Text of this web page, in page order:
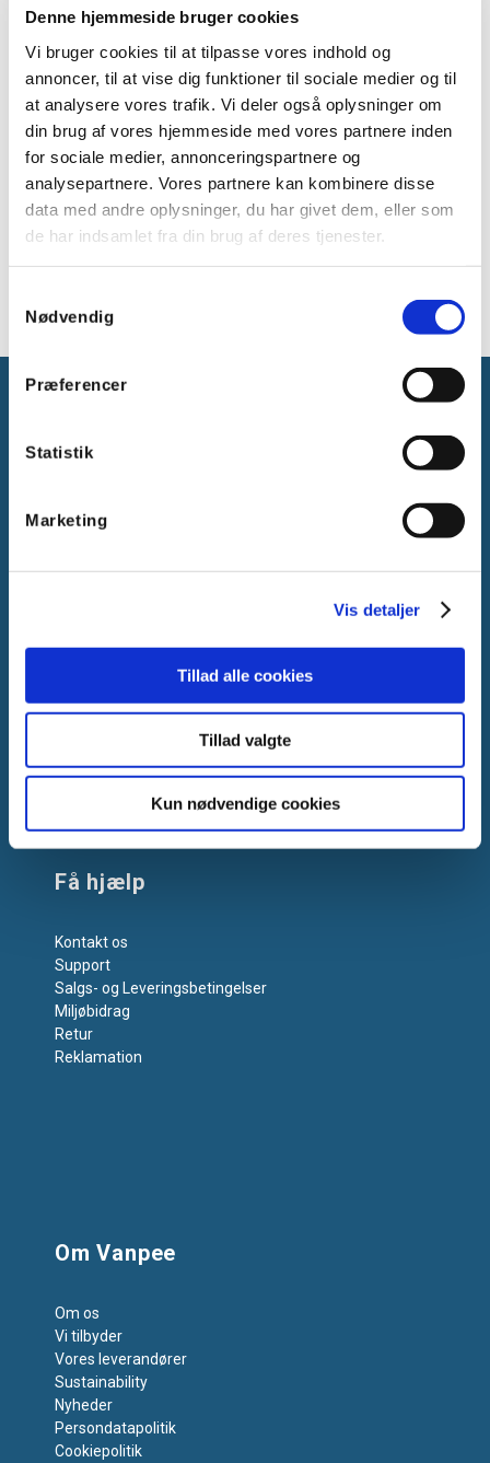
Denne hjemmeside bruger cookies
Vi bruger cookies til at tilpasse vores indhold og
annoncer, til at vise dig funktioner til sociale medier og til
at analysere vores trafik. Vi deler også oplysninger om
din brug af vores hjemmeside med vores partnere inden
for sociale medier, annonceringspartnere og
analysepartnere. Vores partnere kan kombinere disse
data med andre oplysninger, du har givet dem, eller som
de har indsamlet fra din brug af deres tjenester.
Nødvendig
Præferencer
Statistik
Marketing
Vis detaljer
Tillad alle cookies
Tillad valgte
Kun nødvendige cookies
Lyskilden kan nemt styres via Casambi app'en fra
en smartphone eller tablet.
Tekniske specifikationer:
Fatning: E27
Spændingsområde: 110-240V, 50-60Hz
Effekt: 8W
Lysstrøm: 740 lm
Levetid: 25.000 timer
Ra-index: >90
2605 Brøndby, Danmark
Få hjælp
Kontakt os
Support
Salgs- og Leveringsbetingelser
Miljøbidrag
Retur
Reklamation
Om Vanpee
Om os
Vi tilbyder
Vores leverandører
Sustainability
Nyheder
Persondatapolitik
Cookiepolitik